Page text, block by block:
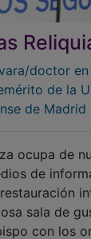
doctor en
de la
de Madrid
de
sala de
con los